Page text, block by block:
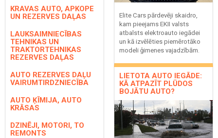
KRAVAS AUTO, APKOPE
UN REZERVES DAĻAS
LAUKSAIMNIECĪBAS
TEHNIKAS UN
TRAKTORTEHNIKAS
REZERVES DAĻAS
AUTO REZERVES DAĻU
VAIRUMTIRDZNIECĪBA
AUTO ĶĪMIJA, AUTO
KRĀSAS
DZINĒJI, MOTORI, TO
REMONTS
Elite Cars pārdevēji skaidro,
kam pieejams EKII valsts
atbalsts elektroauto iegādei
un kā izvēlēties piemērotāko
modeli ģimenes vajadzībām.
LIETOTA AUTO IEGĀDE:
KĀ ATPAZĪT PLŪDOS
BOJĀTU AUTO?